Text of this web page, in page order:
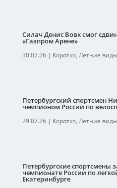
Силач Денис Вовк смог
«Газпром Арене»
30.07.26| Коротко, Летние
Петербургский спортсмен
чемпионом России по
29.07.26| Коротко, Летние
Петербургские спортсмены
чемпионате России по
Екатеринбурге